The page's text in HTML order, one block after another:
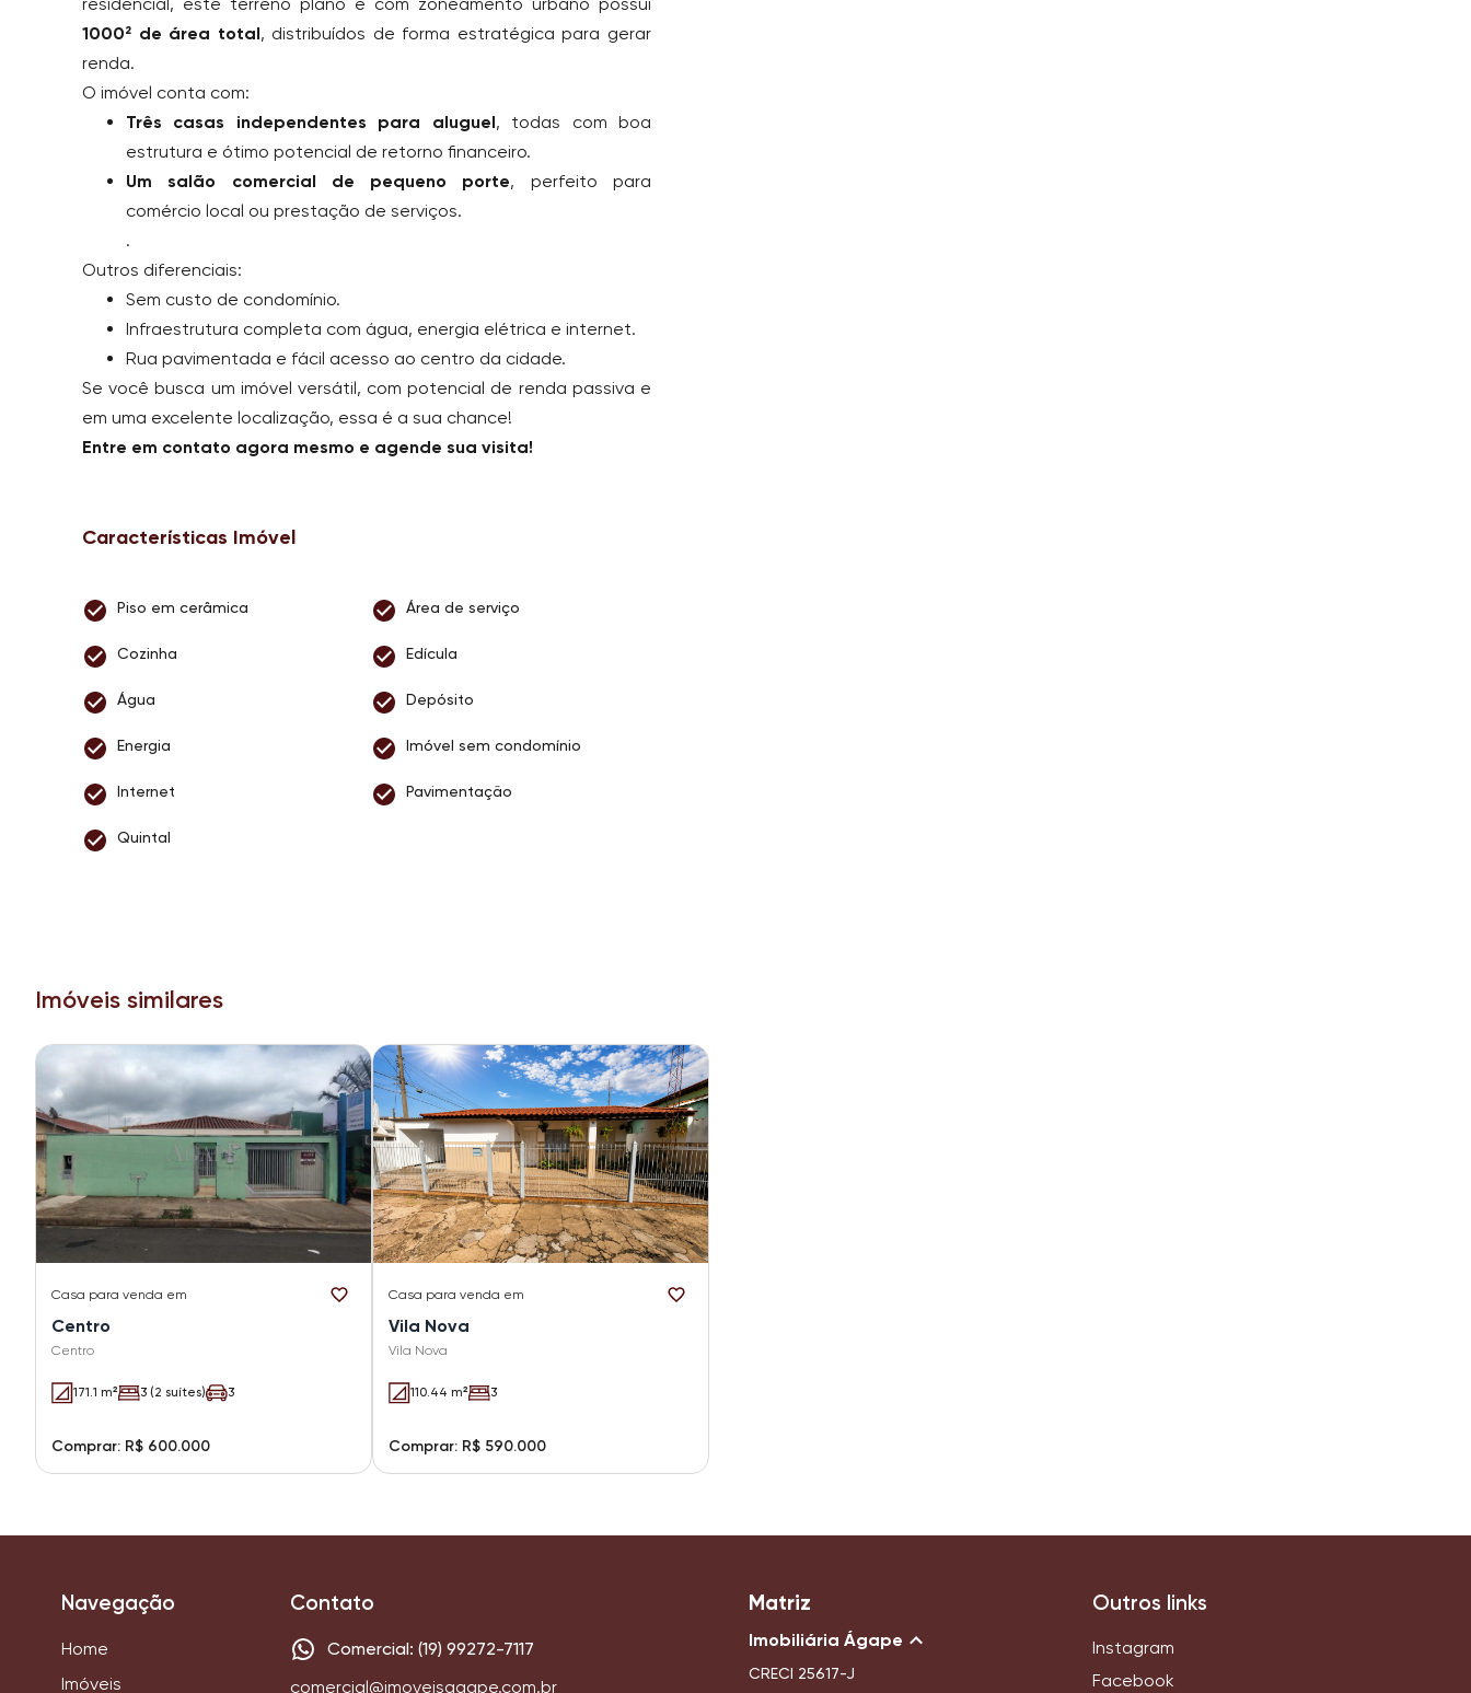
1000² de área total, distribuídos de forma estratégica para gerar
renda.
O imóvel conta com:
Três casas independentes para aluguel, todas com boa
estrutura e ótimo potencial de retorno financeiro.
Um salão comercial de pequeno porte, perfeito para
comércio local ou prestação de serviços.
.
Outros diferenciais:
Sem custo de condomínio.
Infraestrutura completa com água, energia elétrica e internet.
Rua pavimentada e fácil acesso ao centro da cidade.
Se você busca um imóvel versátil, com potencial de renda passiva e
em uma excelente localização, essa é a sua chance!
Entre em contato agora mesmo e agende sua visita!
Características Imóvel
Piso em cerâmica Área de serviço
Cozinha Edícula
Água Depósito
Energia Imóvel sem condomínio
Internet Pavimentação
Quintal
Imóveis similares
Casa para venda em
Centro
Centro
171.1 m² 3 (2 suítes) 3
Comprar: R$ 600.000
Casa para venda em
Vila Nova
Vila Nova
110.44 m² 3
Comprar: R$ 590.000
Navegação
Home
Imóveis
Contato
Comercial: (19) 99272-7117
comercial@imoveisagape.com.br
Matriz
Imobiliária Ágape
CRECI 25617-J
Outros links
Instagram
Facebook